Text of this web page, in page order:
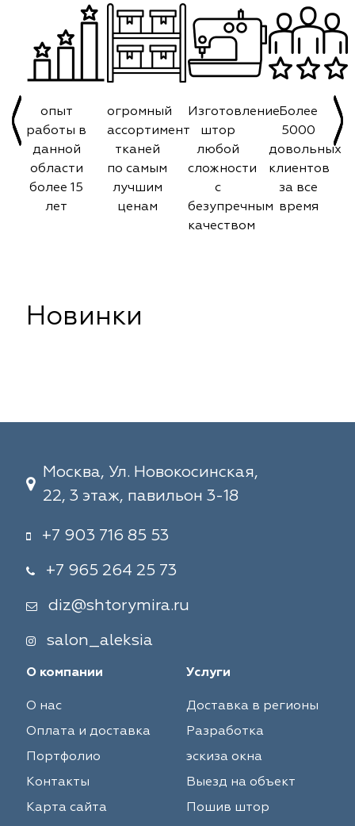
опыт
работы в
данной
области
более 15
лет
огромный
ассортимент
тканей
по самым
лучшим
ценам
Изготовление
штор
любой
сложности
с
безупречным
качеством
Более
5000
довольных
клиентов
за все
время
Новинки
Москва, Ул. Новокосинская,
22, 3 этаж, павильон 3-18
+7 903 716 85 53
+7 965 264 25 73
diz@shtorymira.ru
salon_aleksia
О компании
О нас
Оплата и доставка
Портфолио
Контакты
Карта сайта
Услуги
Доставка в регионы
Разработка
эскиза окна
Выезд на объект
Пошив штор